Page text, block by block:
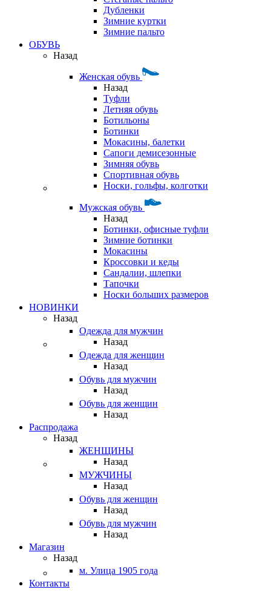
Дубленки
Зимние куртки
Зимние пальто
ОБУВЬ
Назад
Женская обувь
Назад
Туфли
Летняя обувь
Ботильоны
Ботинки
Мокасины, балетки
Сапоги демисезонные
Зимняя обувь
Спортивная обувь
Носки, гольфы, колготки
Мужская обувь
Назад
Ботинки, офисные туфли
Зимние ботинки
Мокасины
Кроссовки и кеды
Сандалии, шлепки
Тапочки
Носки больших размеров
НОВИНКИ
Назад
Одежда для мужчин
Назад
Одежда для женщин
Назад
Обувь для мужчин
Назад
Обувь для женщин
Назад
Распродажа
Назад
ЖЕНЩИНЫ
Назад
МУЖЧИНЫ
Назад
Обувь для женщин
Назад
Обувь для мужчин
Назад
Магазин
Назад
м. Улица 1905 года
Контакты